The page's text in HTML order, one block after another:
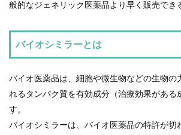
般的なジェネリック医薬品より早く販売でき
バイオシミラーとは
バイオ医薬品は、細胞や微生物などの生物の
れるタンパク質を有効成分（治療効果がある
す。
バイオシミラーは、バイオ医薬品の特許が切